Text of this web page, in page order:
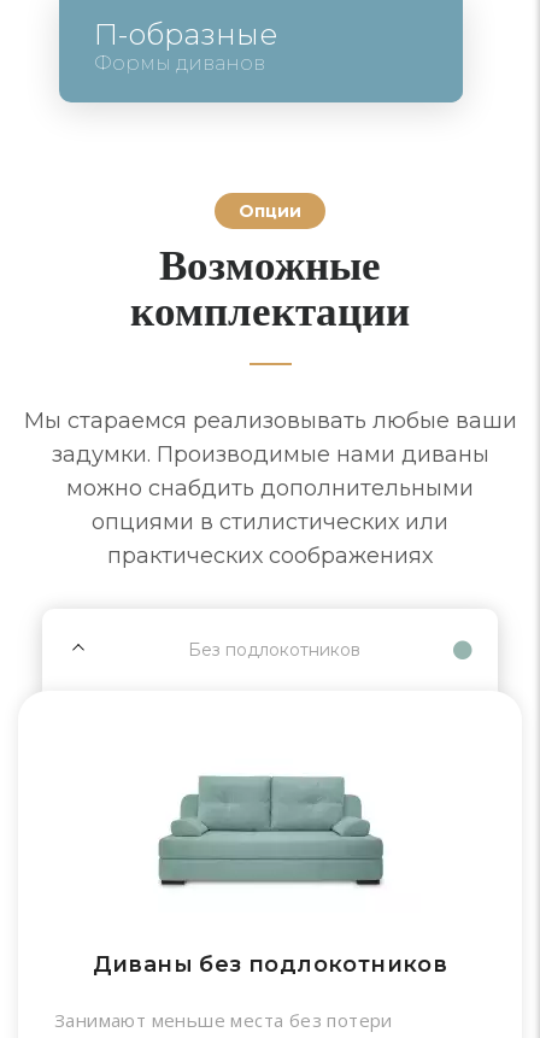
П-образные
Формы диванов
Опции
Возможные
комплектации
Мы стараемся реализовывать любые ваши
задумки. Производимые нами диваны
можно снабдить дополнительными
опциями в стилистических или
практических соображениях
Без подлокотников
Диваны без подлокотников
Занимают меньше места без потери